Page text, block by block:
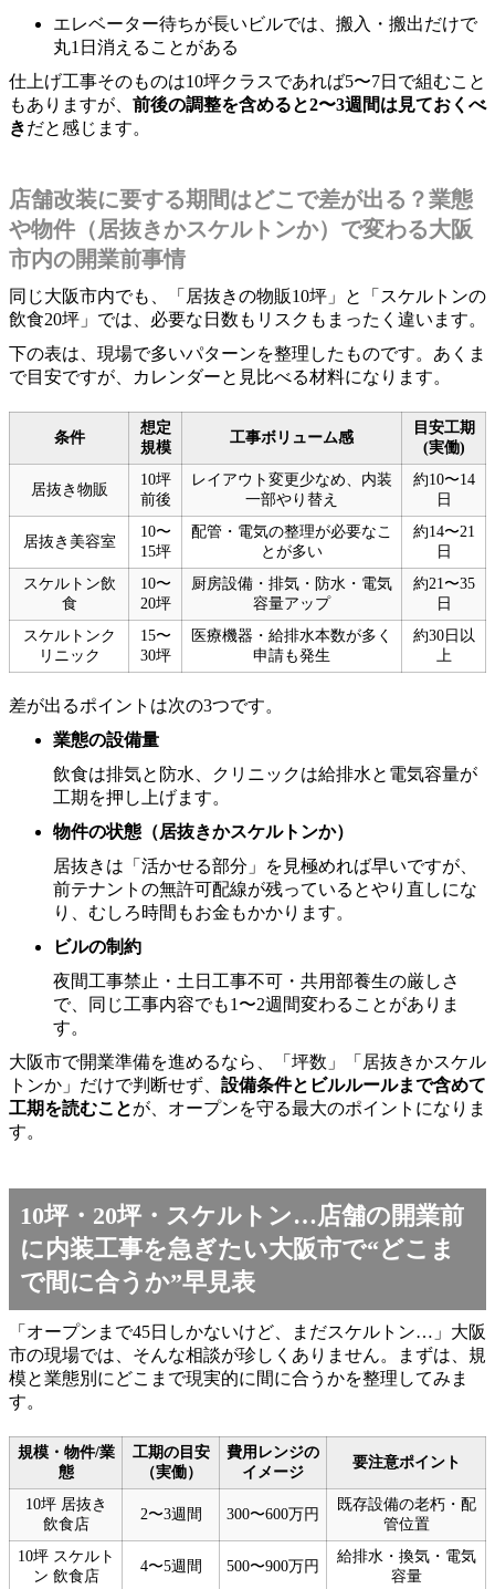
エレベーター待ちが長いビルでは、搬入・搬出だけで
丸1日消えることがある
仕上げ工事そのものは10坪クラスであれば5〜7日で組むこと
もありますが、 前後の調整を含めると2〜3週間は見ておくべ
きだと感じます。
店舗改装に要する期間はどこで差が出る？業態
や物件（居抜きかスケルトンか）で変わる大阪
市内の開業前事情
同じ大阪市内でも、「居抜きの物販10坪」と「スケルトンの
飲食20坪」では、必要な日数もリスクもまったく違います。
下の表は、現場で多いパターンを整理したものです。あくま
で目安ですが、カレンダーと見比べる材料になります。
条件
想定
規模
工事ボリューム感
目安工期
(実働)
居抜き物販
10坪
前後
レイアウト変更少なめ、内装
一部やり替え
約10〜14
日
居抜き美容室
10〜
15坪
配管・電気の整理が必要なこ
とが多い
約14〜21
日
スケルトン飲
食
10〜
20坪
厨房設備・排気・防水・電気
容量アップ
約21〜35
日
スケルトンク
リニック
15〜
30坪
医療機器・給排水本数が多く
申請も発生
約30日以
上
差が出るポイントは次の3つです。
業態の設備量
飲食は排気と防水、クリニックは給排水と電気容量が
工期を押し上げます。
物件の状態（居抜きかスケルトンか）
居抜きは「活かせる部分」を見極めれば早いですが、
前テナントの無許可配線が残っているとやり直しにな
り、むしろ時間もお金もかかります。
ビルの制約
夜間工事禁止・土日工事不可・共用部養生の厳しさ
で、同じ工事内容でも1〜2週間変わることがありま
す。
大阪市で開業準備を進めるなら、「坪数」「居抜きかスケル
トンか」だけで判断せず、 設備条件とビルルールまで含めて
工期を読むことが、オープンを守る最大のポイントになりま
す。
10坪・20坪・スケルトン…店舗の開業前
に内装工事を急ぎたい大阪市で“どこま
で間に合うか”早見表
「オープンまで45日しかないけど、まだスケルトン…」大阪
市の現場では、そんな相談が珍しくありません。まずは、規
模と業態別にどこまで現実的に間に合うかを整理してみま
す。
規模・物件/業
態
工期の目安
（実働）
費用レンジの
イメージ
要注意ポイント
10坪 居抜き
飲食店
2〜3週間 300〜600万円
既存設備の老朽・配
管位置
10坪 スケルト
ン 飲食店
4〜5週間 500〜900万円
給排水・換気・電気
容量